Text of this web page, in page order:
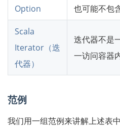
Option
也可能不包
Scala
Iterator（迭
代器）
迭代器不是
一访问容器
范例
我们用一组范例来讲解上述表